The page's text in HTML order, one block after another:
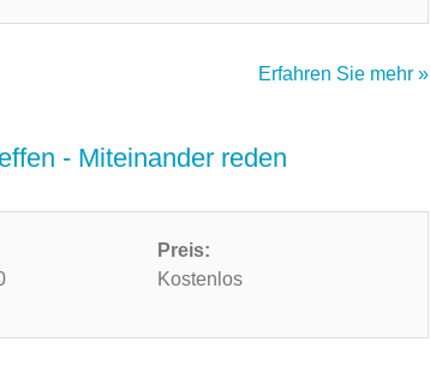
Erfahren Sie mehr »
- Miteinander reden
Preis:
Kostenlos